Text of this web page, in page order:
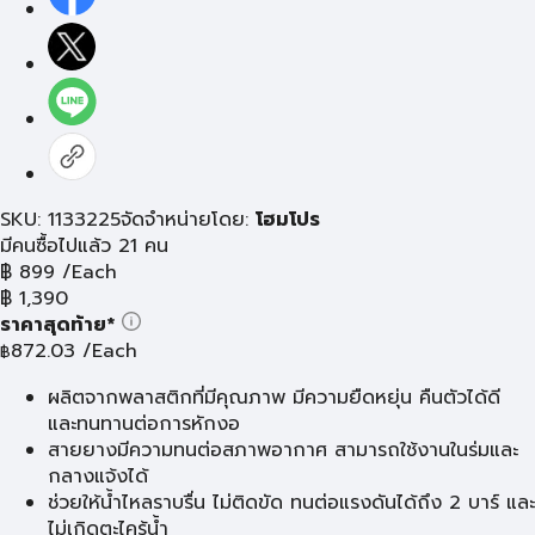
SKU: 1133225จัดจำหน่ายโดย: โฮมโปร
มีคนซื้อไปแล้ว 21 คน
฿ 899 /Each
฿ 1,390
ราคาสุดท้าย*
฿872.03 /Each
ผลิตจากพลาสติกที่มีคุณภาพ มีความยืดหยุ่น คืนตัวได้ดี
และทนทานต่อการหักงอ
สายยางมีความทนต่อสภาพอากาศ สามารถใช้งานในร่มและ
กลางแจ้งได้
ช่วยให้น้ำไหลราบรื่น ไม่ติดขัด ทนต่อแรงดันได้ถึง 2 บาร์ และ
ไม่เกิดตะไคร้น้ำ